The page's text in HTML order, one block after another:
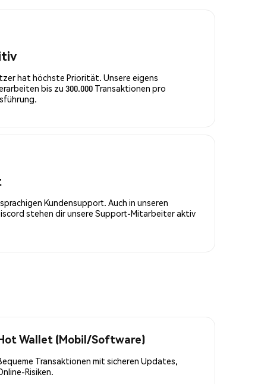
hat höchste Priorität. Unsere eigens
bis zu 300.000 Transaktionen pro
Kundensupport. Auch in unseren
stehen dir unsere Support-Mitarbeiter aktiv
Wallet (Mobil/Software)
Transaktionen mit sicheren Updates,
Risiken.